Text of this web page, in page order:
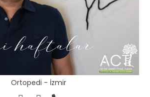
Ortopedi - İzmir